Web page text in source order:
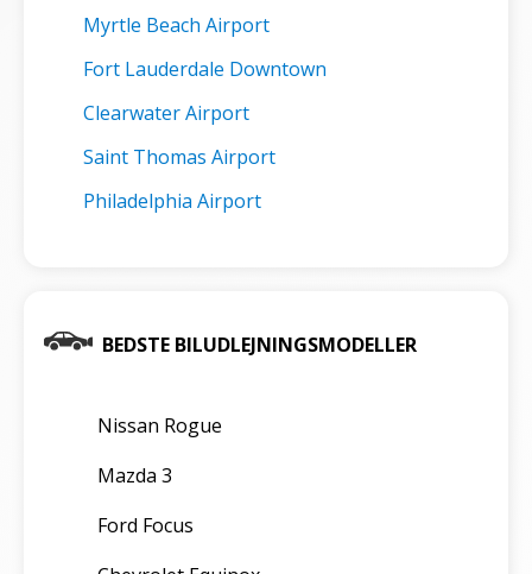
Myrtle Beach Airport
Fort Lauderdale Downtown
Clearwater Airport
Saint Thomas Airport
Philadelphia Airport
BEDSTE BILUDLEJNINGSMODELLER
Nissan Rogue
Mazda 3
Ford Focus